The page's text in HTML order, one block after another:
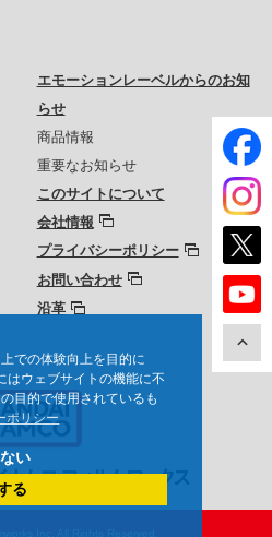
での体験向上を目的に
ウェブサイトの機能に不
目的で使用されているも
ポリシー
い
る
エモーションレーベルからのお知
らせ
商品情報
重要なお知らせ
このサイトについて
会社情報
プライバシーポリシー
お問い合わせ
沿革
Inc. All Rights Reserved.